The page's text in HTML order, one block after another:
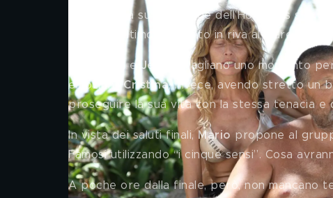
L’avventura sulle spiagge dell’Honduras sta
godono l’ultimo tramonto in riva al mare.
Loredana e Jey
si ritagliano uno momento
emozioni. Cristina, invece, avendo stretto un
proseguire la sua vita con la stessa tenacia
In vista dei saluti finali, Mario propone al
Famosi utilizzando “i cinque sensi”. Cosa
A poche ore dalla finale, però, non mancano